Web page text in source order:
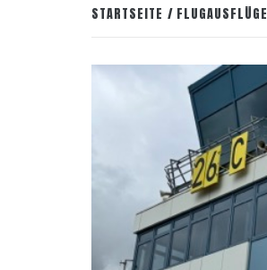
STARTSEITE FLUGAUSFLÜGE